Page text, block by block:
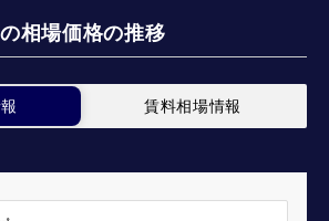
相場価格の推移
賃料相場情報